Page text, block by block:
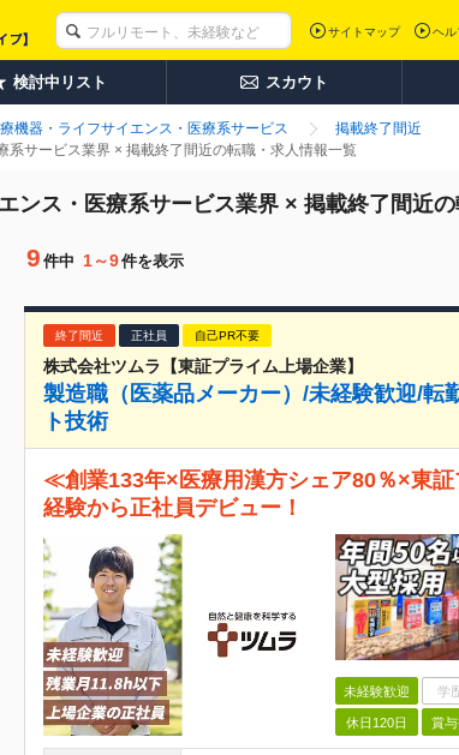
サイトマップ ヘル
検討中リスト スカウト
機器・ライフサイエンス・医療系サービス
掲載終了間近
系サービス業界 × 掲載終了間近の転職・求人情報一覧
ンス・医療系サービス業界 × 掲載終了間近
9 件中 1～9件を表示
終了間近 正社員 自己PR不要
株式会社ツムラ【東証プライム上場企業】
製造職（医薬品メーカー）/未経験歓迎/転
ト技術
≪創業133年×医療用漢方シェア80％×東
経験から正社員デビュー！
未経験歓迎 学
休日120日 賞